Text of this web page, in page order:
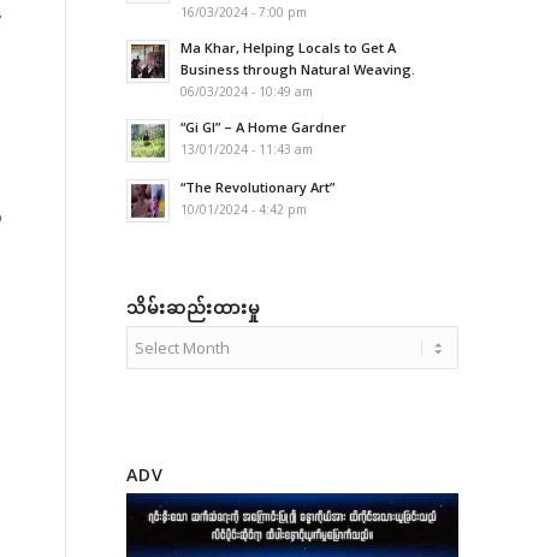
16/03/2024 - 7:00 pm
Ma Khar, Helping Locals to Get A
Business through Natural Weaving.
06/03/2024 - 10:49 am
“Gi GI” – A Home Gardner
13/01/2024 - 11:43 am
“The Revolutionary Art”
10/01/2024 - 4:42 pm
သိမ်းဆည်းထားမှု
ADV